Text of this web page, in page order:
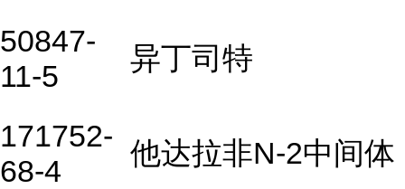
50847-
11-5
异丁司特
171752-
68-4
他达拉非N-2中间体